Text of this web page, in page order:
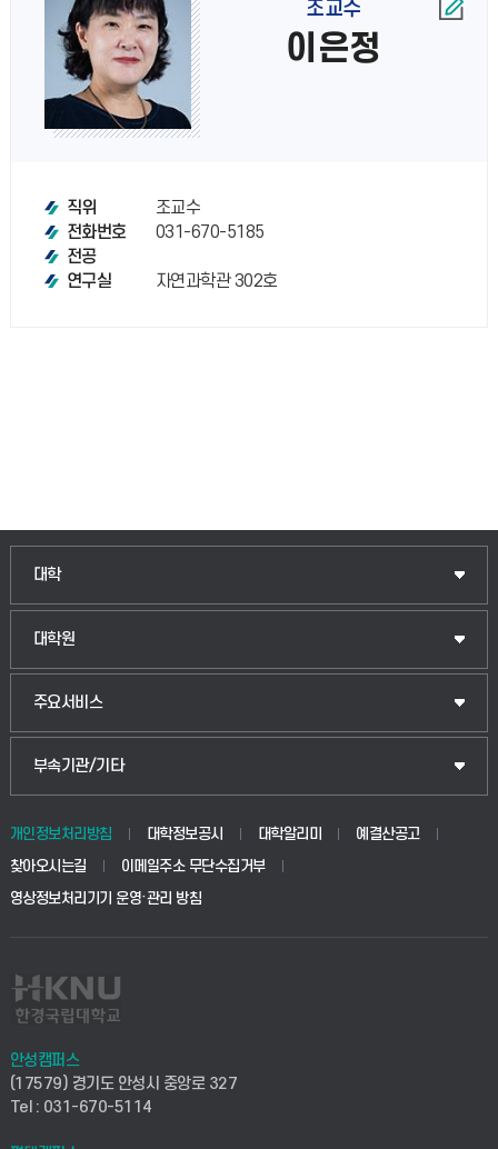
조교수
이은정
직위
조교수
전화번호
031-670-5185
전공
연구실
자연과학관 302호
대학
인문융합공공인재학부
법경영학부
생명공학부
사회안전시스템공학부
컴퓨터응용수학부
대학원
일반대학원
산업대학원
공공정책대학원
교육대학원
주요서비스
입학안내
웹메일
학사시스템(전문학사 및 전공심화)
사이버캠퍼스(전문학사 및 전공심화)
시설바로처리서비스
연구실안전관리시스템
부속기관/기타
중앙도서관
학생생활관(안성)
산학협력단
취업지원센터
창업지원센터
개인정보처리방침 대학정보공시 대학알리미
예결산공고
찾아오시는길
이메일주소 무단수집거부
영상정보처리기기 운영·관리 방침
안성캠퍼스
(17579) 경기도 안성시 중앙로 327
Tel : 031-670-5114